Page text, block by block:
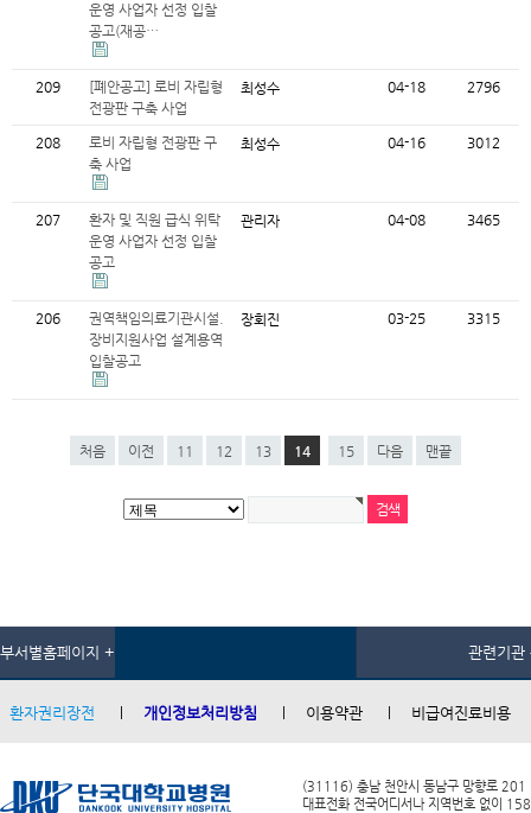
운영 사업자 선정 입찰
공고(재공…
209
[폐안공고] 로비 자립형
전광판 구축 사업
최성수 04-18 2796
208
로비 자립형 전광판 구
축 사업
최성수 04-16 3012
207
환자 및 직원 급식 위탁
운영 사업자 선정 입찰
공고
관리자 04-08 3465
206
권역책임의료기관시설.
장비지원사업 설계용역
입찰공고
장회진 03-25 3315
처음 이전 11 12 13 14 15 다음 맨끝
부서별홈페이지 + 관련기관
환자권리장전 개인정보처리방침 이용약관 비급여진료비용
(31116) 충남 천안시 동남구 망향로 201
대표전화 전국어디서나 지역번호 없이